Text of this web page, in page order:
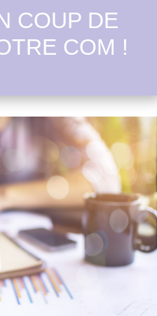
COUP DE
COM !